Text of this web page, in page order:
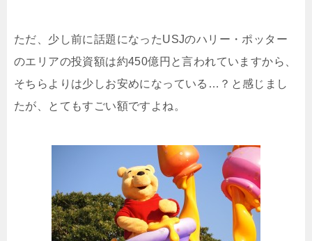
ただ、少し前に話題になったUSJのハリー・ポッター
のエリアの投資額は約450億円と言われていますから、
そちらよりは少しお安めになっている…？と感じまし
たが、とてもすごい額ですよね。